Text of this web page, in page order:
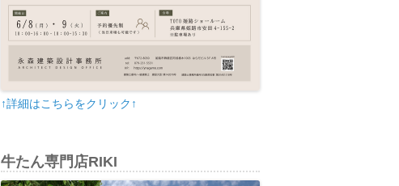
↑詳細はこちらをクリック↑
牛たん専門店RIKI